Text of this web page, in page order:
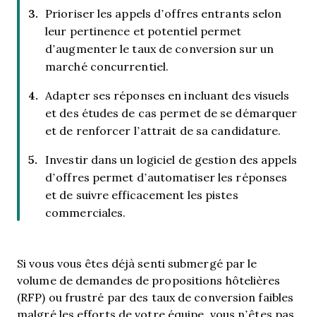
Prioriser les appels d’offres entrants selon
leur pertinence et potentiel permet
d’augmenter le taux de conversion sur un
marché concurrentiel.
Adapter ses réponses en incluant des visuels
et des études de cas permet de se démarquer
et de renforcer l’attrait de sa candidature.
Investir dans un logiciel de gestion des appels
d’offres permet d’automatiser les réponses
et de suivre efficacement les pistes
commerciales.
Si vous vous êtes déjà senti submergé par le
volume de demandes de propositions hôtelières
(RFP) ou frustré par des taux de conversion faibles
malgré les efforts de votre équipe, vous n’êtes pas